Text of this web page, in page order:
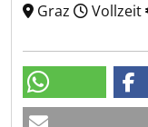
Graz
Vollzeit